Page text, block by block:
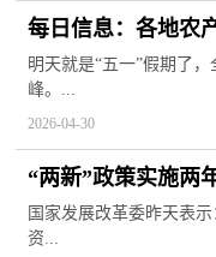
每日信息：各地农
日保供
明天就是“五一”假期了
峰。...
2026-04-30
“两新”政策实施两
及4.8亿人次
国家发展改革委昨天表
资...